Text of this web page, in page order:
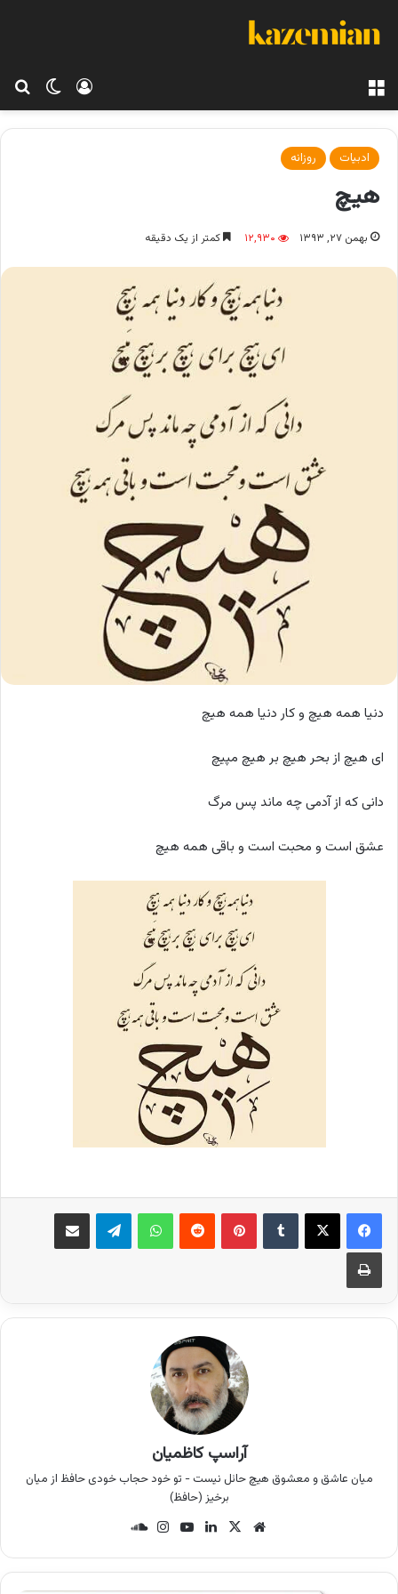
تغییر ورود
ادبیات روزانه
هیچ
بهمن ۲۷, ۱۳۹۳ ۱۲,۹۳۰ کمتر از یک دقیقه
دنیا همه هیچ و کار دنیا همه هیچ
ای هیچ از بحر هیچ بر هیچ مپیچ
دانی که از آدمی چه ماند پس مرگ
عشق است و محبت است و باقی همه هیچ
فیس بوک X ‫پین‌ترست ‫رددیت واتس آپ تلگرام
چاپ
آراسپ کاظمیان
میان عاشق و معشوق هیچ حائل نیست - تو خود حجاب خودی حافظ از میان
برخیز (حافظ)
وب
ت
X
لینک یوتی این
گرام کلو